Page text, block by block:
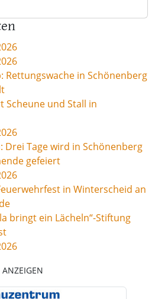
Rettungswache in Schönenberg
und Stall in
Drei Tage wird in Schönenberg
gefeiert
in Winterscheid an
bringt ein Lächeln“-Stiftung
ANZEIGEN